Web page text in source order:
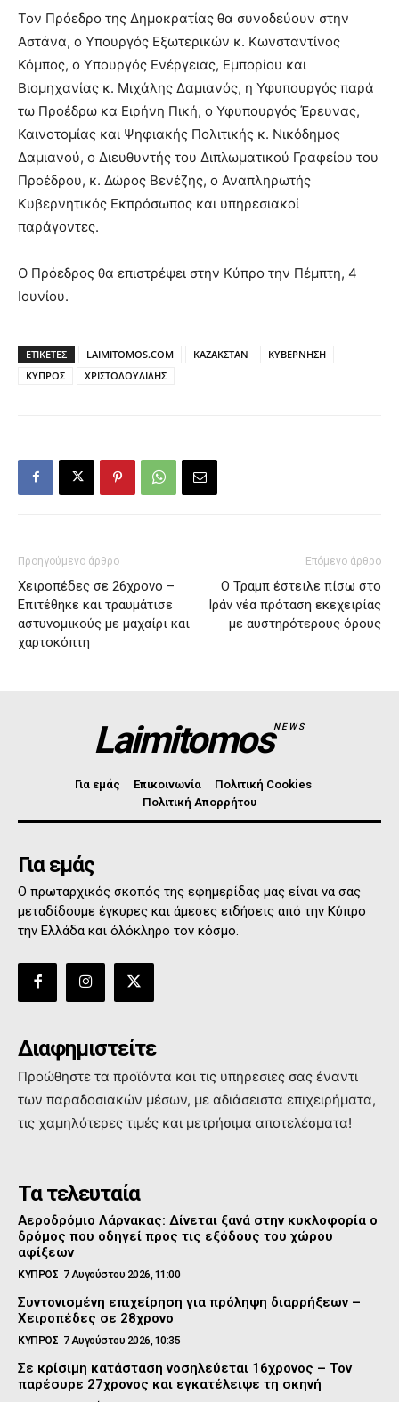
Τον Πρόεδρο της Δημοκρατίας θα συνοδεύουν στην
Αστάνα, ο Υπουργός Εξωτερικών κ. Κωνσταντίνος
Κόμπος, ο Υπουργός Ενέργειας, Εμπορίου και
Βιομηχανίας κ. Μιχάλης Δαμιανός, η Υφυπουργός παρά
τω Προέδρω κα Ειρήνη Πική, ο Υφυπουργός Έρευνας,
Καινοτομίας και Ψηφιακής Πολιτικής κ. Νικόδημος
Δαμιανού, o Διευθυντής του Διπλωματικού Γραφείου του
Προέδρου, κ. Δώρος Βενέζης, ο Αναπληρωτής
Κυβερνητικός Εκπρόσωπος και υπηρεσιακοί
παράγοντες.
Ο Πρόεδρος θα επιστρέψει στην Κύπρο την Πέμπτη, 4
Ιουνίου.
ΕΤΙΚΕΤΕΣ LAIMITOMOS.COM ΚΑΖΑΚΣΤΑΝ
ΚΥΒΕΡΝΗΣΗ
ΚΥΠΡΟΣ
ΧΡΙΣΤΟΔΟΥΛΙΔΗΣ
Προηγούμενο άρθρο
Χειροπέδες σε 26χρονο –
Επιτέθηκε και τραυμάτισε
αστυνομικούς με μαχαίρι και
χαρτοκόπτη
Επόμενο άρθρο
Ο Τραμπ έστειλε πίσω στο
Ιράν νέα πρόταση εκεχειρίας
με αυστηρότερους όρους
LaimitomosNEWS
Για εμάς Επικοινωνία
Πολιτική Cookies
Πολιτική Απορρήτου
Για εμάς
Ο πρωταρχικός σκοπός της εφημερίδας μας είναι να σας
μεταδίδουμε έγκυρες και άμεσες ειδήσεις από την Κύπρο
την Ελλάδα και όλόκληρο τον κόσμο.
Διαφημιστείτε
Προώθηστε τα προϊόντα και τις υπηρεσιες σας έναντι
των παραδοσιακών μέσων, με αδιάσειστα επιχειρήματα,
τις χαμηλότερες τιμές και μετρήσιμα αποτελέσματα!
Τα τελευταία
Αεροδρόμιο Λάρνακας: Δίνεται ξανά στην κυκλοφορία ο
δρόμος που οδηγεί προς τις εξόδους του χώρου
αφίξεων
ΚΥΠΡΟΣ 7 Αυγούστου 2026, 11:00
Συντονισμένη επιχείρηση για πρόληψη διαρρήξεων –
Χειροπέδες σε 28χρονο
ΚΥΠΡΟΣ 7 Αυγούστου 2026, 10:35
Σε κρίσιμη κατάσταση νοσηλεύεται 16χρονος – Τον
παρέσυρε 27χρονος και εγκατέλειψε τη σκηνή